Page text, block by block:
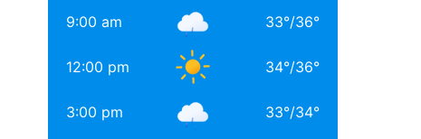
9:00 am 33°/36°
12:00 pm 34°/36°
3:00 pm 33°/34°